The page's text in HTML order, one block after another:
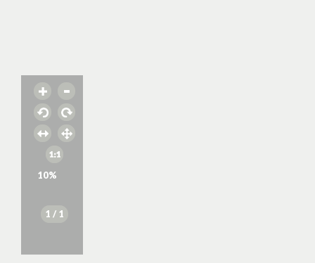
10%
1 / 1